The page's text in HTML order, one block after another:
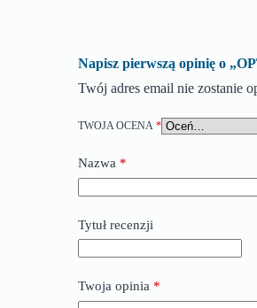
Napisz pierwszą opinię o
Twój adres email nie zostanie
TWOJA OCENA *
Nazwa *
Tytuł recenzji
Twoja opinia *